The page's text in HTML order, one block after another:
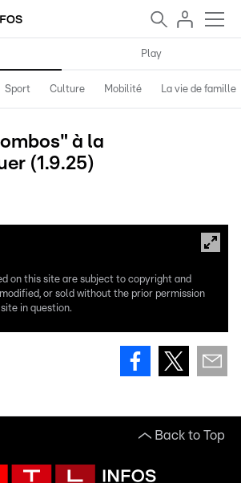
Play
Sport Culture Mobilité La vie de famille
à la
(1.9.25)
on this site are subject to copyright and
or sold without the prior permission
in question.
Back to Top